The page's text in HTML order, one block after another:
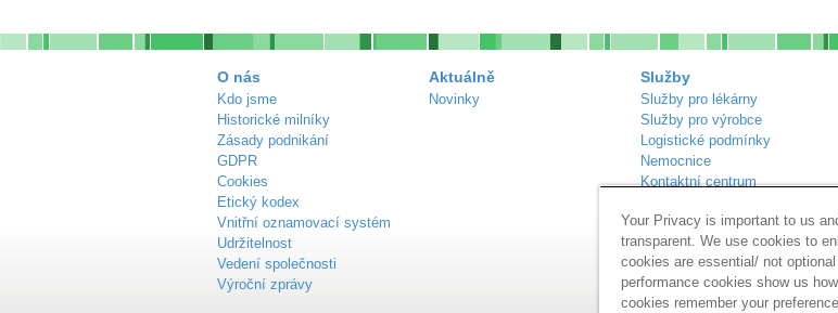
O nás
Kdo jsme
Historické milníky
Zásady podnikání
GDPR
Cookies
Etický kodex
Vnitřní oznamovací systém
Udržitelnost
Vedení společnosti
Výroční zprávy
Aktuálně
Novinky
Služby
Služby pro lékárny
Služby pro výrobce
Logistické podmínky
Nemocnice
Kontaktní centrum
Inzerce lékáren
Your Privacy is important to us
transparent. We use cookies to
cookies are essential/ not
performance cookies show us
cookies remember your